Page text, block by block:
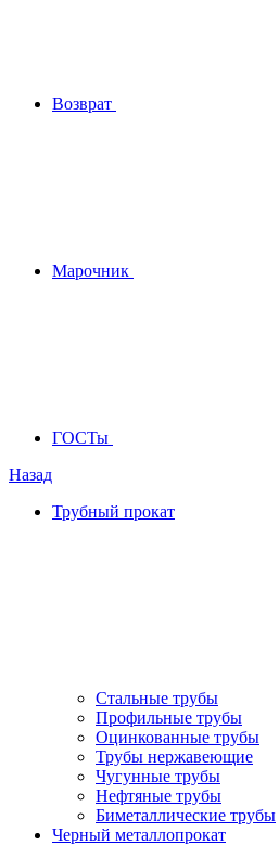
Возврат
Марочник
ГОСТы
Назад
Трубный прокат
Стальные трубы
Профильные трубы
Оцинкованные трубы
Трубы нержавеющие
Чугунные трубы
Нефтяные трубы
Биметаллические трубы
Черный металлопрокат